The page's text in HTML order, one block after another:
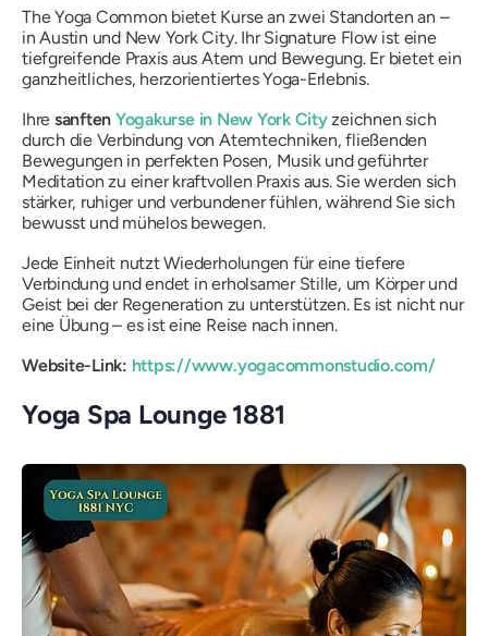
The Yoga Common bietet Kurse an zwei Standorten an –
in Austin und New York City. Ihr Signature Flow ist eine
tiefgreifende Praxis aus Atem und Bewegung. Er bietet ein
ganzheitliches, herzorientiertes Yoga-Erlebnis.
Ihre sanften Yogakurse in New York Cityzeichnen sich
durch die Verbindung von Atemtechniken, fließenden
Bewegungen in perfekten Posen, Musik und geführter
Meditation zu einer kraftvollen Praxis aus. Sie werden sich
stärker, ruhiger und verbundener fühlen, während Sie sich
bewusst und mühelos bewegen.
Jede Einheit nutzt Wiederholungen für eine tiefere
Verbindung und endet in erholsamer Stille, um Körper und
Geist bei der Regeneration zu unterstützen. Es ist nicht nur
eine Übung – es ist eine Reise nach innen.
Website-Link: https://www.yogacommonstudio.com/
Yoga Spa Lounge 1881